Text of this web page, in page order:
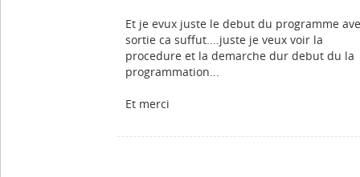
Et je evux juste le debut du programme
sortie ca suffut....juste je veux voir la
procedure et la demarche dur debut du la
programmation...
Et merci